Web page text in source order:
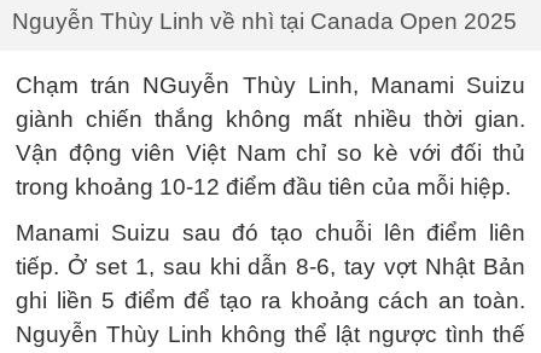
Nguyễn Thùy Linh về nhì tại Canada Open 2025
Chạm trán NGuyễn Thùy Linh, Manami Suizu
giành chiến thắng không mất nhiều thời gian.
Vận động viên Việt Nam chỉ so kè với đối thủ
trong khoảng 10-12 điểm đầu tiên của mỗi hiệp.
Manami Suizu sau đó tạo chuỗi lên điểm liên
tiếp. Ở set 1, sau khi dẫn 8-6, tay vợt Nhật Bản
ghi liền 5 điểm để tạo ra khoảng cách an toàn.
Nguyễn Thùy Linh không thể lật ngược tình thế